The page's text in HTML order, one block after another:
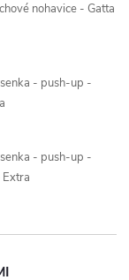
nohavice - Gatta
- push-up -
- push-up -